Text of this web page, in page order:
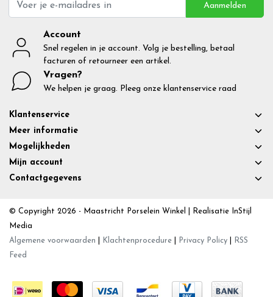
Aanmelden
Account
Snel regelen in je account. Volg je bestelling, betaal
facturen of retourneer een artikel.
Vragen?
We helpen je graag. Pleeg onze klantenservice raad
Klantenservice
Meer informatie
Mogelijkheden
Mijn account
Contactgegevens
© Copyright 2026 - Maastricht Porselein Winkel | Realisatie InStijl
Media
Algemene voorwaarden
Klachtenprocedure Privacy Policy
RSS
Feed